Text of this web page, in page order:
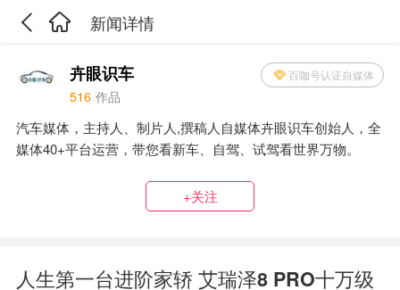
新闻详情
卉眼识车 百咖号认证自媒体
516 作品
汽车媒体，主持人、制片人,撰稿人自媒体卉眼识车创始人，全
媒体40+平台运营，带您看新车、自驾、试驾看世界万物。
+关注
人生第一台进阶家轿 艾瑞泽8 PRO十万级